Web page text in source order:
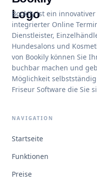
Bookily ist ein
integrierter Online
Dienstleister,
Hundesalons und
von Bookily können Sie
buchbar machen und
Möglichkeit
Friseur Software die Sie
NAVIGATION
Startseite
Funktionen
Preise